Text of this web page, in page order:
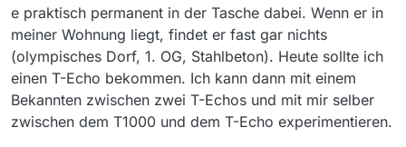
e praktisch permanent in der Tasche dabei. Wenn er in
meiner Wohnung liegt, findet er fast gar nichts
(olympisches Dorf, 1. OG, Stahlbeton). Heute sollte ich
einen T-Echo bekommen. Ich kann dann mit einem
Bekannten zwischen zwei T-Echos und mit mir selber
zwischen dem T1000 und dem T-Echo experimentieren.